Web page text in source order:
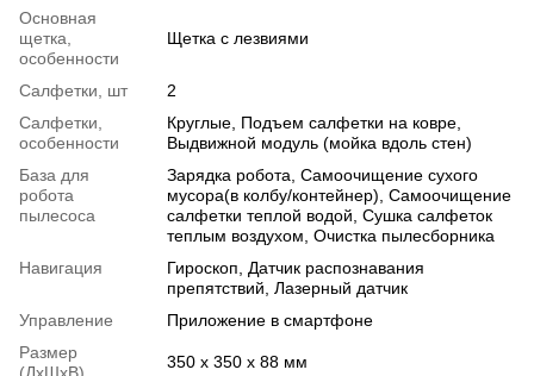
Основная
щетка,
особенности
Щетка с лезвиями
Салфетки, шт
2
Салфетки,
особенности
Круглые, Подъем салфетки на ковре,
Выдвижной модуль (мойка вдоль стен)
База для
робота
пылесоса
Зарядка робота, Самоочищение сухого
мусора(в колбу/контейнер), Самоочищение
салфетки теплой водой, Сушка салфеток
теплым воздухом, Очистка пылесборника
Навигация
Гироскоп, Датчик распознавания
препятствий, Лазерный датчик
Управление
Приложение в смартфоне
Размер
(ДхШхВ)
350 x 350 x 88 мм